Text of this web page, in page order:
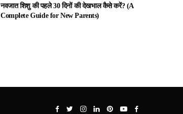
नवजात शिशु की पहले 30 दिनों की देखभाल कैसे करें? (A
Complete Guide for New Parents)